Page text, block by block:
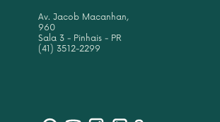
Av. Jacob Macanhan,
960
Sala 3 - Pinhais - PR
(41) 3512-2299